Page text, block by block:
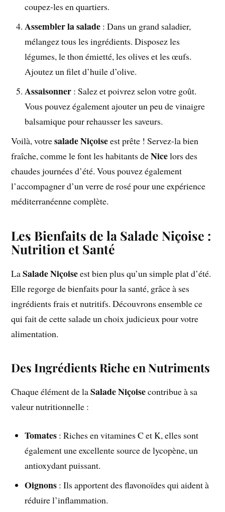
coupez-les en quartiers.
Assembler la salade : Dans un grand saladier,
mélangez tous les ingrédients. Disposez les
légumes, le thon émietté, les olives et les œufs.
Ajoutez un filet d’huile d’olive.
Assaisonner : Salez et poivrez selon votre goût.
Vous pouvez également ajouter un peu de vinaigre
balsamique pour rehausser les saveurs.
Voilà, votresalade Niçoiseest prête ! Servez-la bien
fraîche, comme le font les habitants deNicelors des
chaudes journées d’été. Vous pouvez également
l’accompagner d’un verre de rosé pour une expérience
méditerranéenne complète.
Les Bienfaits de la Salade Niçoise :
Nutrition et Santé
LaSalade Niçoiseest bien plus qu’un simple plat d’été.
Elle regorge de bienfaits pour la santé, grâce à ses
ingrédients frais et nutritifs. Découvrons ensemble ce
qui fait de cette salade un choix judicieux pour votre
alimentation.
Des Ingrédients Riche en Nutriments
Chaque élément de laSalade Niçoisecontribue à sa
valeur nutritionnelle :
Tomates : Riches en vitamines C et K, elles sont
également une excellente source de lycopène, un
antioxydant puissant.
Oignons : Ils apportent des flavonoïdes qui aident à
réduire l’inflammation.